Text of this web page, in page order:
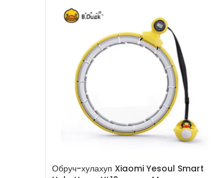
Обруч-хулахуп Xiaomi Yesoul Smart